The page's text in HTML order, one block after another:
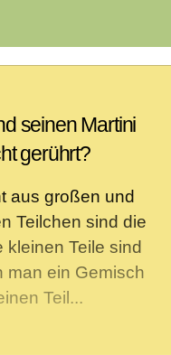
seinen Martini
gerührt?
aus großen und
Teilchen sind die
Teile sind
man ein Gemisch
Teil...